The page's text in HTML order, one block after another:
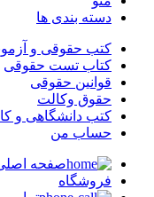
دسته بندی ها
کتب حقوقی و
کتاب تست حقوقی
قوانین حقوقی
حقوق وکالت
کتب دانشگاهی و
حساب من
صفحه
فروشگاه